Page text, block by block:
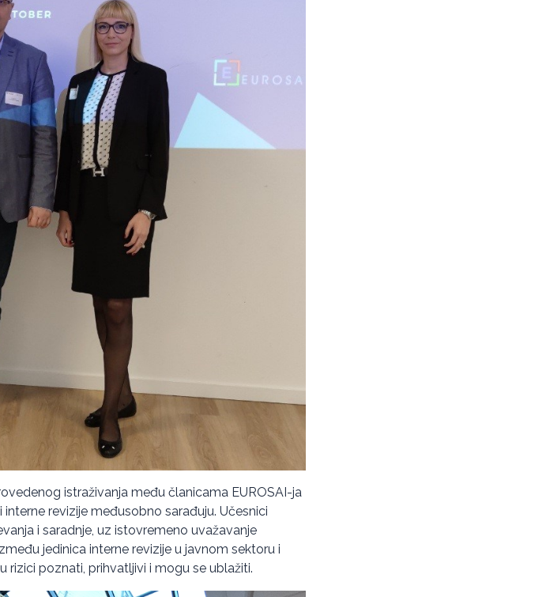
istraživanja među članicama EUROSAI-ja
revizije međusobno sarađuju. Učesnici
i saradnje, uz istovremeno uvažavanje
jedinica interne revizije u javnom sektoru i
rizici poznati, prihvatljivi i mogu se ublažiti.